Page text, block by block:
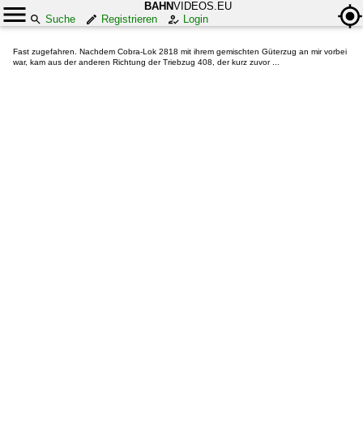
BAHNVIDEOS.EU
Suche
Registrieren Login
Fast zugefahren. Nachdem Cobra-Lok 2818 mit ihrem gemischten Güterzug an mir vorbei
war, kam aus der anderen Richtung der Triebzug 408, der kurz zuvor ...